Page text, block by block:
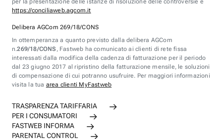
per la presentazione delle istanze di risoluzione delle controversie è
https://conciliaweb.agcom.it
Delibera AGCom 269/18/CONS
In ottemperanza a quanto previsto dalla delibera AGCom
n.269/18/CONS , Fastweb ha comunicato ai clienti di rete fissa
interessati dalla modifica della cadenza di fatturazione per il periodo
dal 23 giugno 2017 al ripristino della fatturazione mensile, le soluzioni
di compensazione di cui potranno usufruire. Per maggiori informazioni
visita la tua area clienti MyFastweb
TRASPARENZA TARIFFARIA
PER I CONSUMATORI
FASTWEB INFORMA
PARENTAL CONTROL